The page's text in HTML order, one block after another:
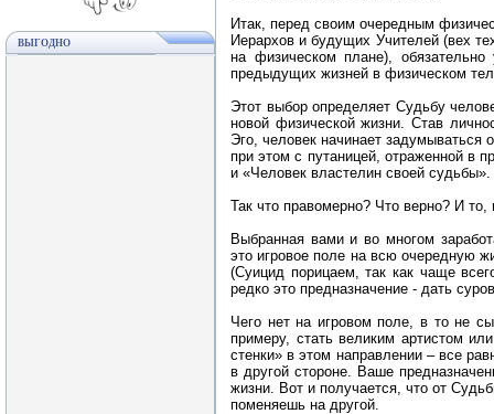
ВЫГОДНО
Итак, перед своим очередным
Иерархов и будущих Учителей (вех
на физическом плане),
предыдущих жизней в физическом
Этот выбор определяет Судьбу
новой физической жизни. Став
Эго, человек начинает задумываться
при этом с путаницей, отраженной в
и «Человек властелин своей судьбы».
Так что правомерно? Что верно? И то,
Выбранная вами и во многом
это игровое поле на всю очередную
(Суицид порицаем, так как чаще
редко это предназначение - дать
Чего нет на игровом поле, в то не
примеру, стать великим артистом
стенки» в этом направлении – все
в другой стороне. Ваше
жизни. Вот и получается, что от
поменяешь на другой.